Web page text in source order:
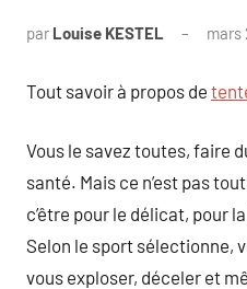
par Louise KESTEL mars
Tout savoir à propos de
Vous le savez toutes, faire
santé. Mais ce n’est pas
c’être pour le délicat, pour
Selon le sport sélectionne,
vous exploser, déceler et